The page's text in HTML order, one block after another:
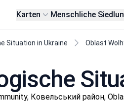
Karten Menschliche
Situation in Ukraine Oblast
Ковельський район,